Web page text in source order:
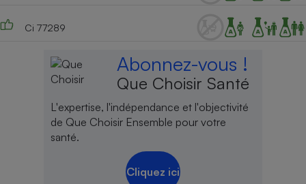
Ci 77289
Abonnez-vous !
Que Choisir Santé
L'expertise, l'indépendance et l'objectivité
de Que Choisir Ensemble pour votre
santé.
Cliquez ici